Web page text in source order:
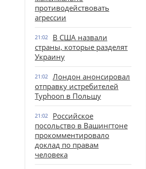
противодействовать
агрессии
21:02
В США назвали
страны, которые разделят
Украину
21:02
Лондон анонсировал
отправку истребителей
Typhoon в Польшу
21:02
Российское
посольство в Вашингтоне
прокомментировало
доклад по правам
человека